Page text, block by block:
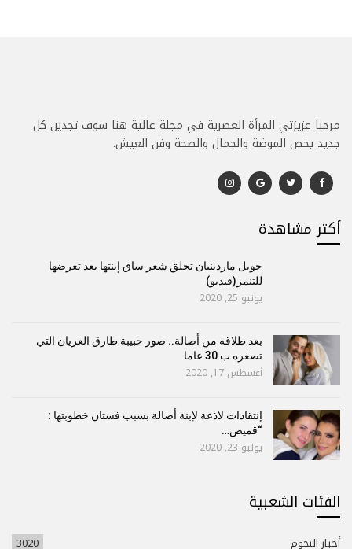
مرحبا عزيزتي المرأة العصرية في مجلة عالية هنا سوف تجدين كل
جديد يخص الموضة والجمال والصحة وفن العيش.
أكتر مشاهدة
جويل ماردينيان تحلق شعر ساق إبنتها بعد تعرضها
للتنمر(فيديو)
يونيو 25, 2020
بعد طلاقه من أصالة.. صور حبيبة طارق العريان التي
تصغره ب 30 عاما
أغسطس 17, 2020
إنتقادات لاذعة لإبنة أصالة بسبب فستان خطوبتها :
“قميص…
يوليو 23, 2020
الفئات الشعبية
أخبار النجوم 3020